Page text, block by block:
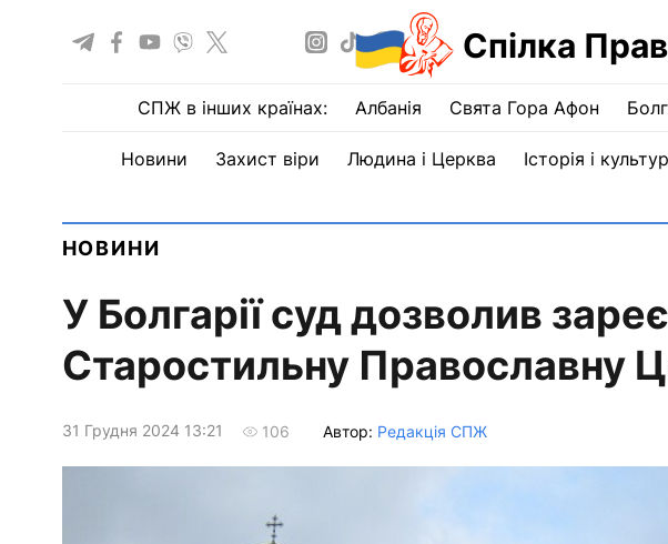
Спілка
СПЖ в інших країнах: Албанія Свята Гора Афон
Новини Захист віри Людина і Церква Історія і
НОВИНИ
У Болгарії суд дозволив
Старостильну Православну
31 Грудня 2024 13:21 106 Автор: Редакція СПЖ